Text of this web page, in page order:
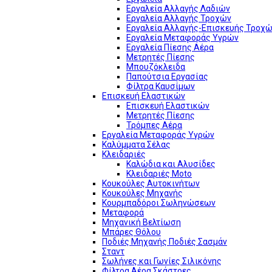
Εργαλεία Αλλαγής Λαδιών
Εργαλεία Αλλαγής Τροχών
Εργαλεία Αλλαγής-Επισκευής
Εργαλεία Μεταφοράς Υγρών
Εργαλεία Πίεσης Αέρα
Μετρητές Πίεσης
Μπουζόκλειδα
Παπούτσια Εργασίας
Φίλτρα Καυσίμων
Επισκευή Ελαστικών
Επισκευή Ελαστικών
Μετρητές Πίεσης
Τρόμπες Αέρα
Εργαλεία Μεταφοράς Υγρών
Καλύμματα Σέλας
Κλειδαριές
Καλώδια και Αλυσίδες
Κλειδαριές Moto
Κουκούλες Αυτοκινήτων
Κουκούλες Μηχανής
Κουρμπαδόροι Σωληνώσεων
Μεταφορά
Μηχανική Βελτίωση
Μπάρες Θόλου
Ποδιές Μηχανής Ποδιές Σασμάν
Σταντ
Σωλήνες και Γωνίες Σιλικόνης